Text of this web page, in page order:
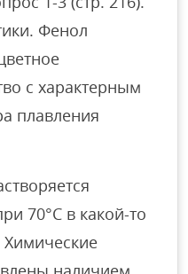
Фенол
с характерным
плавления
70°С в какой-то